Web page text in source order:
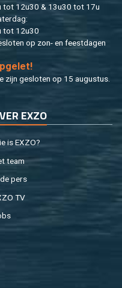
tot 12u30 & 13u30 tot 17u
tot 12u30
op zon- en feest­da­gen
zijn ge­slo­ten op 15 au­gus­tus.
EXZO
is EXZO?
team
pers
TV